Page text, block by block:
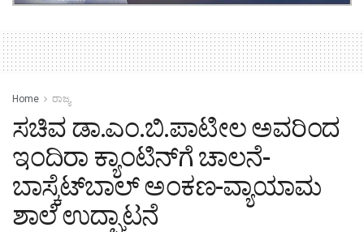
Home ರಾಜ್ಯ
ಸಚಿವ ಡಾ.ಎಂ.ಬಿ.ಪಾಟೀಲ ಅವರಿಂದ
ಇಂದಿರಾ ಕ್ಯಾಂಟಿನ್‍ಗೆ ಚಾಲನೆ-
ಬಾಸ್ಕೆಟ್‍ಬಾಲ್ ಅಂಕಣ-ವ್ಯಾಯಾಮ
ಶಾಲೆ ಉದ್ಘಾಟನೆ